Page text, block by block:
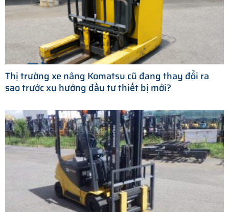
Thị trường xe nâng Komatsu cũ đang thay đổi ra
sao trước xu hướng đầu tư thiết bị mới?